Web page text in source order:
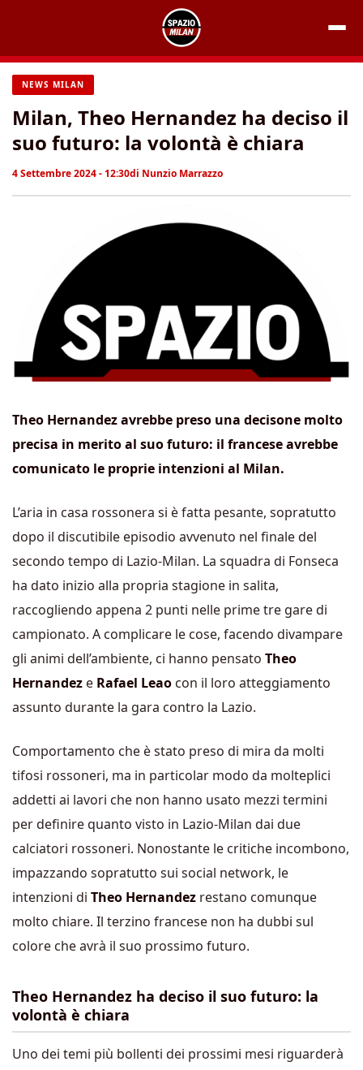
contenuto
NEWS MILAN
Milan, Theo Hernandez ha deciso il
suo futuro: la volontà è chiara
4 Settembre 2024 - 12:30di Nunzio Marrazzo
Theo Hernandez avrebbe preso una decisone molto
precisa in merito al suo futuro: il francese avrebbe
comunicato le proprie intenzioni al Milan.
L’aria in casa rossonera si è fatta pesante, sopratutto
dopo il discutibile episodio avvenuto nel finale del
secondo tempo di Lazio-Milan. La squadra di Fonseca
ha dato inizio alla propria stagione in salita,
raccogliendo appena 2 punti nelle prime tre gare di
campionato. A complicare le cose, facendo divampare
gli animi dell’ambiente, ci hanno pensato Theo
Hernandez e Rafael Leao con il loro atteggiamento
assunto durante la gara contro la Lazio.
Comportamento che è stato preso di mira da molti
tifosi rossoneri, ma in particolar modo da molteplici
addetti ai lavori che non hanno usato mezzi termini
per definire quanto visto in Lazio-Milan dai due
calciatori rossoneri. Nonostante le critiche incombono,
impazzando sopratutto sui social network, le
intenzioni di Theo Hernandez restano comunque
molto chiare. Il terzino francese non ha dubbi sul
colore che avrà il suo prossimo futuro.
Theo Hernandez ha deciso il suo futuro: la
volontà è chiara
Uno dei temi più bollenti dei prossimi mesi riguarderà